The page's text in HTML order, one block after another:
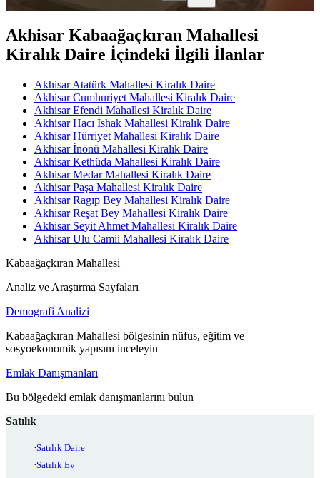
Akhisar Kabaağaçkıran Mahallesi
Kiralık Daire İçindeki İlgili İlanlar
Akhisar Atatürk Mahallesi Kiralık Daire
Akhisar Cumhuriyet Mahallesi Kiralık Daire
Akhisar Efendi Mahallesi Kiralık Daire
Akhisar Hacı İshak Mahallesi Kiralık Daire
Akhisar Hürriyet Mahallesi Kiralık Daire
Akhisar İnönü Mahallesi Kiralık Daire
Akhisar Kethüda Mahallesi Kiralık Daire
Akhisar Medar Mahallesi Kiralık Daire
Akhisar Paşa Mahallesi Kiralık Daire
Akhisar Ragıp Bey Mahallesi Kiralık Daire
Akhisar Reşat Bey Mahallesi Kiralık Daire
Akhisar Seyit Ahmet Mahallesi Kiralık Daire
Akhisar Ulu Camii Mahallesi Kiralık Daire
Kabaağaçkıran Mahallesi
Analiz ve Araştırma Sayfaları
Demografi Analizi
Kabaağaçkıran Mahallesi bölgesinin nüfus, eğitim ve
sosyoekonomik yapısını inceleyin
Emlak Danışmanları
Bu bölgedeki emlak danışmanlarını bulun
Satılık
Satılık Daire
Satılık Ev